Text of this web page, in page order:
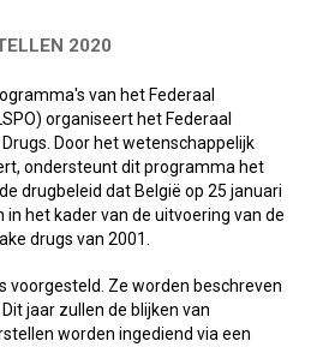
2020
van het Federaal
organiseert het Federaal
Door het wetenschappelijk
ondersteunt dit programma het
drugbeleid dat België op 25 januari
het kader van de uitvoering van de
drugs van 2001.
voorgesteld. Ze worden beschreven
jaar zullen de blijken van
worden ingediend via een